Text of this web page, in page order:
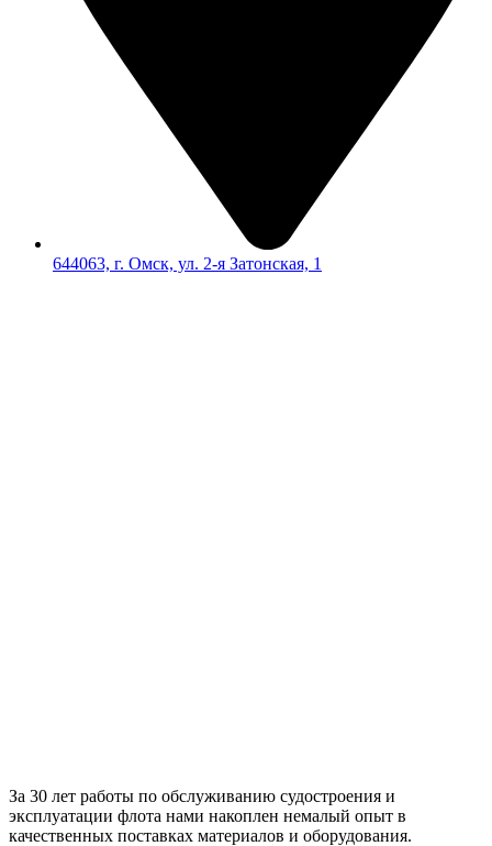
644063, г. Омск, ул. 2-я Затонская, 1
За 30 лет работы по обслуживанию судостроения и
эксплуатации флота нами накоплен немалый опыт в
качественных поставках материалов и оборудования.